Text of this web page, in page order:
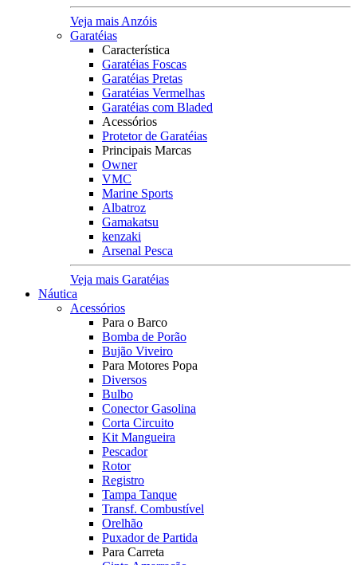
Veja mais Anzóis
Garatéias
Característica
Garatéias Foscas
Garatéias Pretas
Garatéias Vermelhas
Garatéias com Bladed
Acessórios
Protetor de Garatéias
Principais Marcas
Owner
VMC
Marine Sports
Albatroz
Gamakatsu
kenzaki
Arsenal Pesca
Veja mais Garatéias
Náutica
Acessórios
Para o Barco
Bomba de Porão
Bujão Viveiro
Para Motores Popa
Diversos
Bulbo
Conector Gasolina
Corta Circuito
Kit Mangueira
Pescador
Rotor
Registro
Tampa Tanque
Transf. Combustível
Orelhão
Puxador de Partida
Para Carreta